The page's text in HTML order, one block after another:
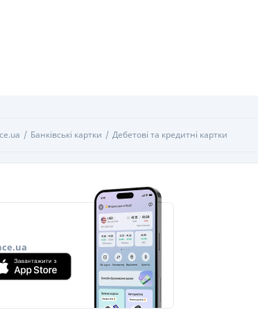
Банківські картки Дебетові та кредитні картки